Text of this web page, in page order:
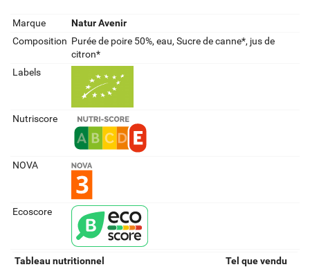
Marque
Natur Avenir
Composition Purée de poire 50%, eau, Sucre de canne*, jus de
citron*
Labels
Nutriscore
NOVA
Ecoscore
Tableau nutritionnel
Tel que vendu